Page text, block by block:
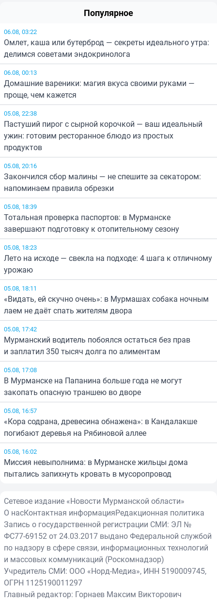
Популярное
06.08, 03:22
Омлет, каша или бутерброд — секреты идеального утра:
делимся советами эндокринолога
06.08, 00:13
Домашние вареники: магия вкуса своими руками —
проще, чем кажется
05.08, 22:38
Пастуший пирог с сырной корочкой — ваш идеальный
ужин: готовим ресторанное блюдо из простых
продуктов
05.08, 20:16
Закончился сбор малины — не спешите за секатором:
напоминаем правила обрезки
05.08, 18:39
Тотальная проверка паспортов: в Мурманске
завершают подготовку к отопительному сезону
05.08, 18:23
Лето на исходе — свекла на подходе: 4 шага к отличному
урожаю
05.08, 18:11
«Видать, ей скучно очень»: в Мурмашах собака ночным
лаем не даёт спать жителям двора
05.08, 17:42
Мурманский водитель побоялся остаться без прав
и заплатил 350 тысяч долга по алиментам
05.08, 17:08
В Мурманске на Папанина больше года не могут
закопать опасную траншею во дворе
05.08, 16:57
«Кора содрана, древесина обнажена»: в Кандалакше
погибают деревья на Рябиновой аллее
05.08, 16:02
Миссия невыполнима: в Мурманске жильцы дома
пытались запихнуть кровать в мусоропровод
Сетевое издание «Новости Мурманской области»
О насКонтактная информацияРедакционная политика
Запись о государственной регистрации СМИ: ЭЛ №
ФС77-69152 от 24.03.2017 выдано Федеральной службой
по надзору в сфере связи, информационных технологий
и массовых коммуникаций (Роскомнадзор)
Учредитель СМИ: ООО «Норд-Медиа», ИНН 5190009745,
ОГРН 1125190011297
Главный редактор: Горнаев Максим Викторович